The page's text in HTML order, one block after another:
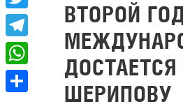
ВТОРОЙ
ШEРИПОВУ
Twitter
Telegram
WhatsApp